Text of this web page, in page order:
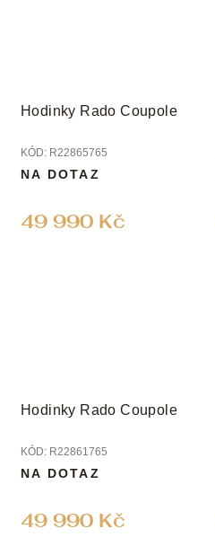
Hodinky Rado Coupole
KÓD: R22865765
49 990 Kč
NA DOTAZ
Hodinky Rado Coupole
KÓD: R22861765
49 990 Kč
NA DOTAZ